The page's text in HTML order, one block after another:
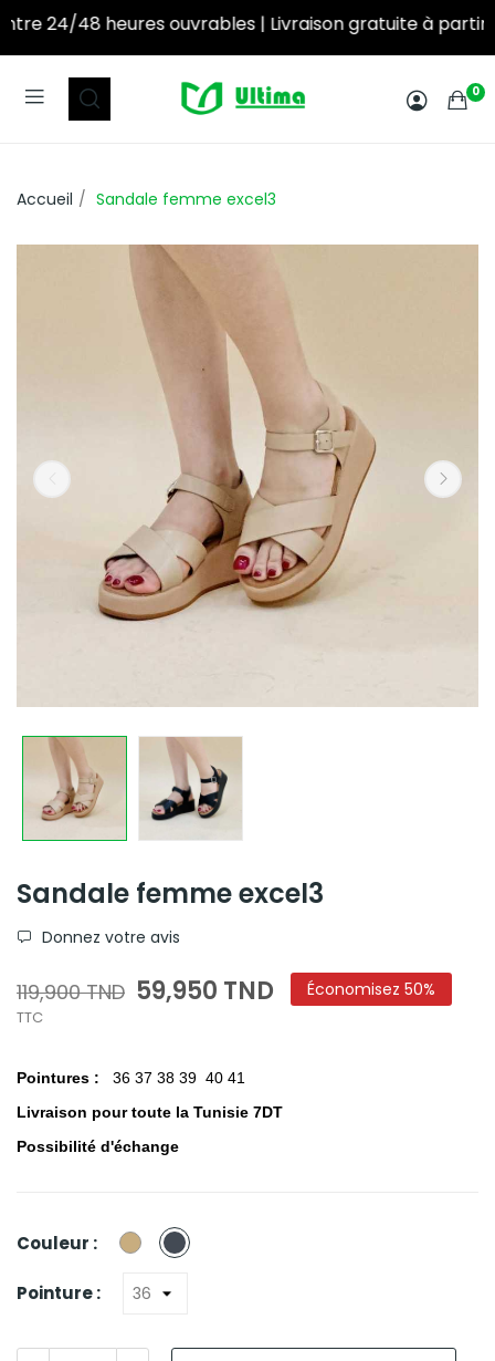
24/48 heures ouvrables | Livraison gratuite à partir de
0
Accueil Sandale femme excel3
Sandale femme excel3
Donnez votre avis
119,900 TND 59,950 TND Économisez 50%
TTC
Pointures : 36 37 38 39 40 41
Livraison pour toute la Tunisie 7DT
Possibilité d'échange
Couleur : BeigeNoir
Pointure :